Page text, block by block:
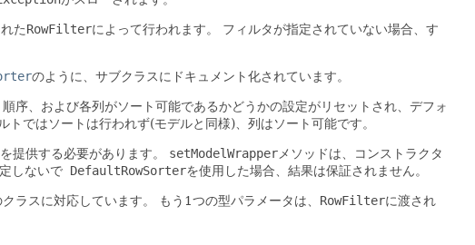
たRowFilterによって行われます。
フィルタが指定されていない場合、す
のように、サブクラスにドキュメント化されています。
順序、および各列がソート可能であるかどうかの設定がリセットされ、デフォ
トではソートは行われず(モデルと同様)、列はソート可能です。
提供する必要があります。 setModelWrapper メソッドは、コンストラクタ
しないで DefaultRowSorterを使用した場合、結果は保証されません。
ラスに対応しています。 もう1つの型パラメータは、 RowFilterに渡され